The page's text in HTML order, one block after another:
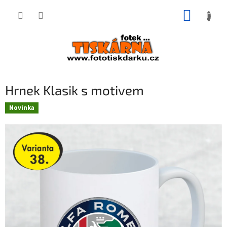
Hrnek Klasik s motivem
Novinka